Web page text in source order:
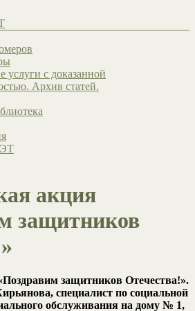
услуги с доказанной
Архив статей.
акция
защитников
защитников Отечества!».
специалист по социальной
обслуживания на дому № 1,